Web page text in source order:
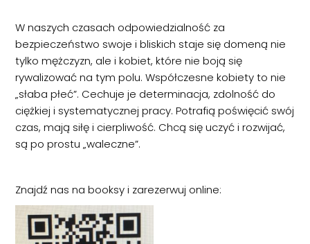
W naszych czasach odpowiedzialność za
bezpieczeństwo swoje i bliskich staje się domeną nie
tylko mężczyzn, ale i kobiet, które nie boją się
rywalizować na tym polu. Współczesne kobiety to nie
„słaba płeć”. Cechuje je determinacja, zdolność do
ciężkiej i systematycznej pracy. Potrafią poświęcić swój
czas, mają siłę i cierpliwość. Chcą się uczyć i rozwijać,
są po prostu „waleczne”.
Znajdź nas na booksy i zarezerwuj online: